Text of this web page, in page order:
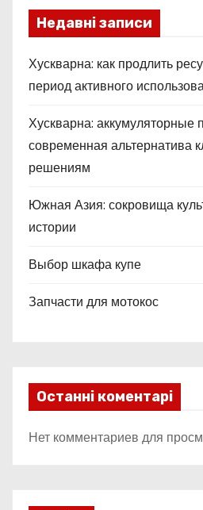
и
я
з
п
с
й
Недавні записи
Хускварна: как продлить
период активного
Хускварна: аккумуляторные
современная альтернатива
решениям
Южная Азия: сокровища
истории
Выбор шкафа купе
Запчасти для мотокос
Останні коментарі
Нет комментариев для